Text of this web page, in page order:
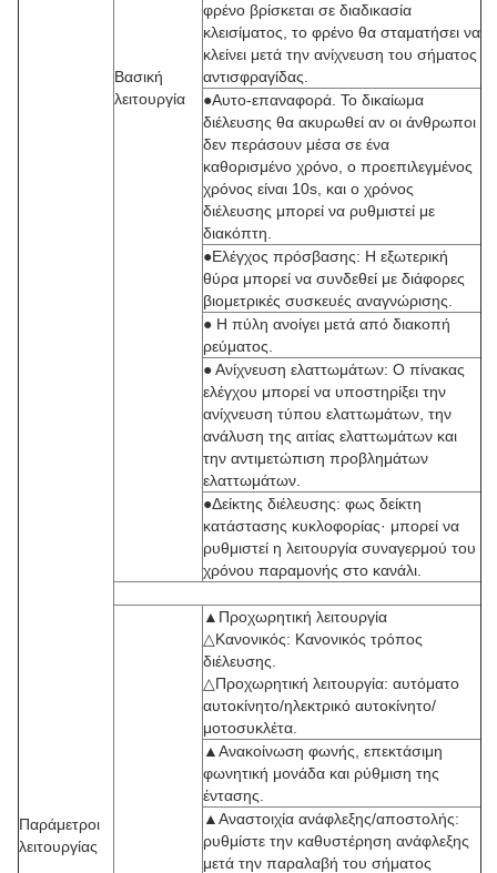
Παράμετροι
λειτουργίας
Βασική
λειτουργία
φρένο βρίσκεται σε διαδικασία
κλεισίματος, το φρένο θα σταματήσει να
κλείνει μετά την ανίχνευση του σήματος
αντισφραγίδας.
●Αυτο-επαναφορά. Το δικαίωμα
διέλευσης θα ακυρωθεί αν οι άνθρωποι
δεν περάσουν μέσα σε ένα
καθορισμένο χρόνο, ο προεπιλεγμένος
χρόνος είναι 10s, και ο χρόνος
διέλευσης μπορεί να ρυθμιστεί με
διακόπτη.
●Ελέγχος πρόσβασης: Η εξωτερική
θύρα μπορεί να συνδεθεί με διάφορες
βιομετρικές συσκευές αναγνώρισης.
● Η πύλη ανοίγει μετά από διακοπή
ρεύματος.
● Ανίχνευση ελαττωμάτων: Ο πίνακας
ελέγχου μπορεί να υποστηρίξει την
ανίχνευση τύπου ελαττωμάτων, την
ανάλυση της αιτίας ελαττωμάτων και
την αντιμετώπιση προβλημάτων
ελαττωμάτων.
●Δείκτης διέλευσης: φως δείκτη
κατάστασης κυκλοφορίας· μπορεί να
ρυθμιστεί η λειτουργία συναγερμού του
χρόνου παραμονής στο κανάλι.
▲Προχωρητική λειτουργία
△Κανονικός: Κανονικός τρόπος
διέλευσης.
△Προχωρητική λειτουργία: αυτόματο
αυτοκίνητο/ηλεκτρικό αυτοκίνητο/
μοτοσυκλέτα.
▲Ανακοίνωση φωνής, επεκτάσιμη
φωνητική μονάδα και ρύθμιση της
έντασης.
▲Αναστοιχία ανάφλεξης/αποστολής:
ρυθμίστε την καθυστέρηση ανάφλεξης
μετά την παραλαβή του σήματος